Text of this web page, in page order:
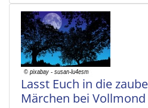
Lasst Euch in die
Märchen bei